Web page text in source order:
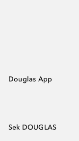
Douglas App
Sek DOUGLAS